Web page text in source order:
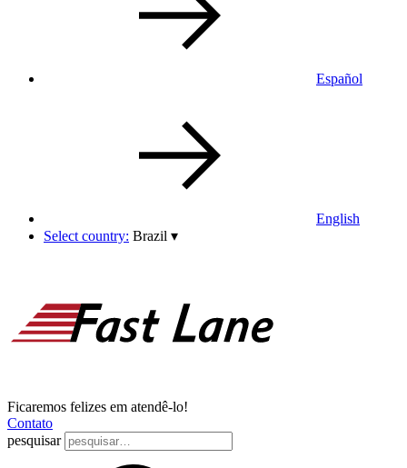
Español
English
Select country: Brazil ▾
Ficaremos felizes em atendê-lo!
Contato
pesquisar